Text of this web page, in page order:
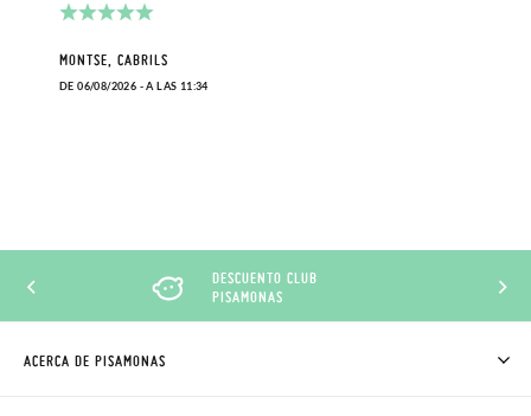
MONTSE, CABRILS
DE 06/08/2026 - A LAS 11:34
DESCUENTO CLUB
PISAMONAS
ACERCA DE PISAMONAS